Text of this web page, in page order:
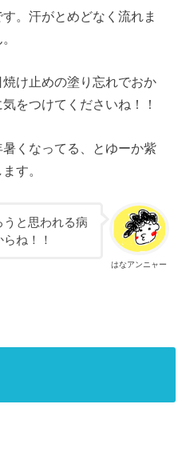
。汗がとめどなく流れま
け止めの塗り忘れでおか
をつけてくださいね！！
くなってる、とゆーか紫
す。
はなアンニャー
と思われる病
ね！！